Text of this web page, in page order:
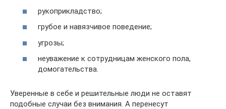
рукоприкладство;
грубое и навязчивое поведение;
угрозы;
неуважение к сотрудницам женского пола,
домогательства.
Уверенные в себе и решительные люди не оставят
подобные случаи без внимания. А перенесут